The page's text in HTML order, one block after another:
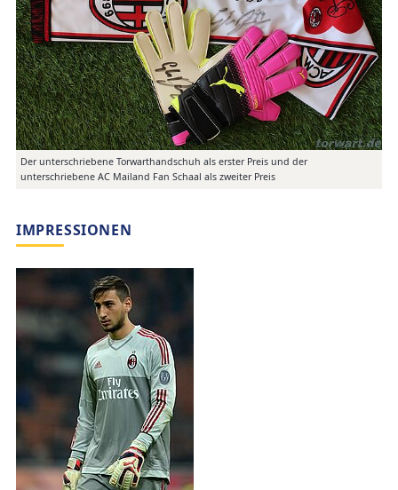
Der unterschriebene Torwarthandschuh als erster Preis und der
unterschriebene AC Mailand Fan Schaal als zweiter Preis
IMPRESSIONEN